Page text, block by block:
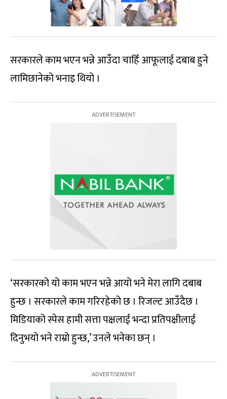
सरकारले काम भएन भन्ने आउँदा चाहिँ आफूलाई दबाब हुने
लामिछानेको भनाइ थियो ।
‘सरकारको यो काम भएन भन्ने आयो भने मेरा लागि दबाब
हुन्छ । सरकारले काम गरिरहेको छ । रिजल्ट आउँदैछ ।
मिडियाको स्पेस हामी सत्ता पक्षलाई भन्दा प्रतिपक्षीलाई
दिनुभयो भने राम्रो हुन्छ,’ उनले भनेका छन् ।